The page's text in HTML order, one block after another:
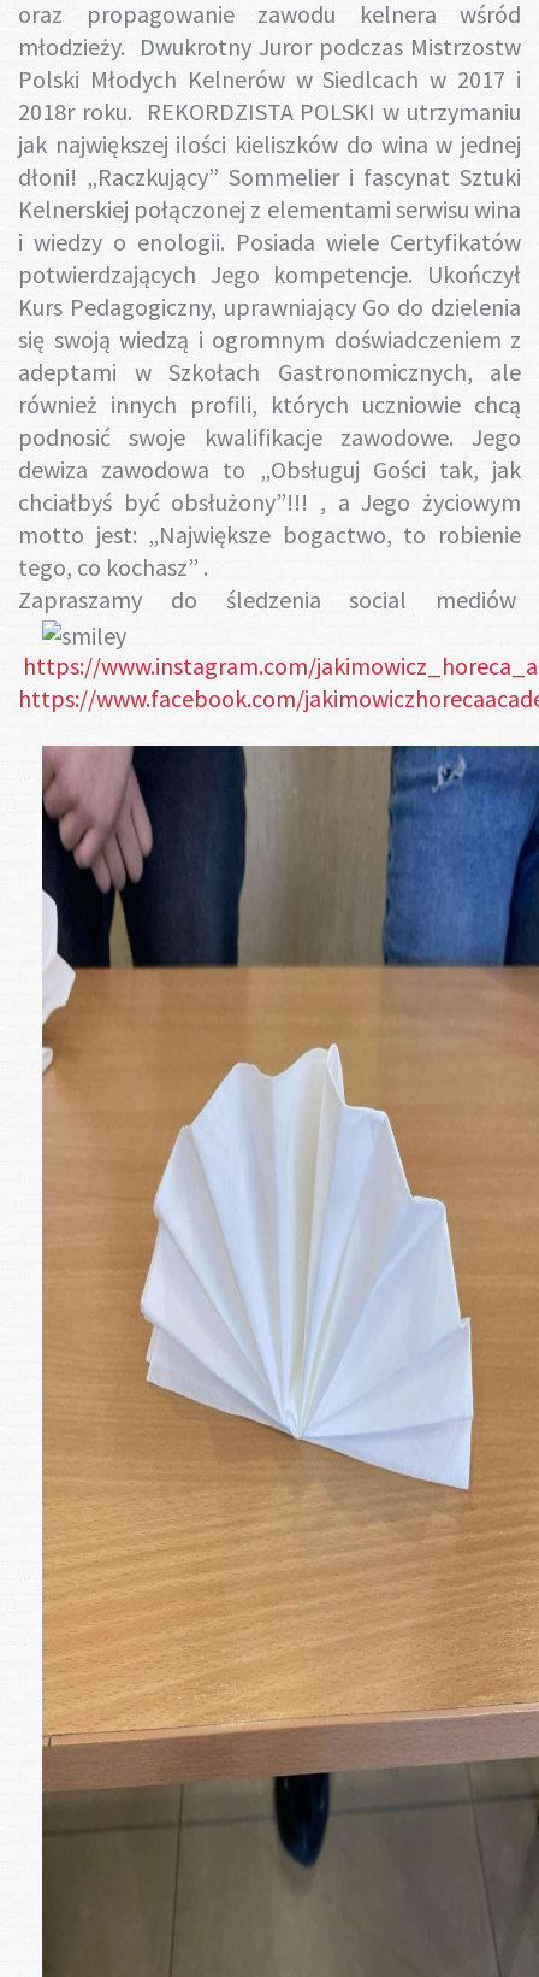
oraz propagowanie zawodu kelnera wśród
młodzieży. Dwukrotny Juror podczas Mistrzostw
Polski Młodych Kelnerów w Siedlcach w 2017 i
2018r roku. REKORDZISTA POLSKI w utrzymaniu
jak największej ilości kieliszków do wina w jednej
dłoni! „Raczkujący” Sommelier i fascynat Sztuki
Kelnerskiej połączonej z elementami serwisu wina
i wiedzy o enologii. Posiada wiele Certyfikatów
potwierdzających Jego kompetencje. Ukończył
Kurs Pedagogiczny, uprawniający Go do dzielenia
się swoją wiedzą i ogromnym doświadczeniem z
adeptami w Szkołach Gastronomicznych, ale
również innych profili, których uczniowie chcą
podnosić swoje kwalifikacje zawodowe. Jego
dewiza zawodowa to „Obsługuj Gości tak, jak
chciałbyś być obsłużony”!!! , a Jego życiowym
motto jest: „Największe bogactwo, to robienie
tego, co kochasz” .
Zapraszamy do śledzenia social mediów
https://www.instagram.com/
https://www.facebook.com/